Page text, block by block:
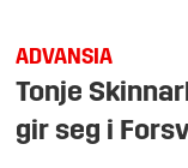
ADVANSIA
Tonje
gir seg i